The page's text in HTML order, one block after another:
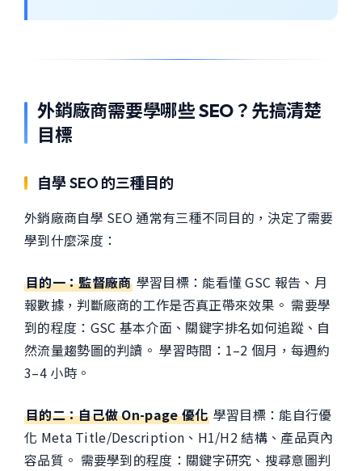
外銷廠商需要學哪些 SEO？先搞清楚
目標
自學 SEO 的三種目的
外銷廠商自學 SEO 通常有三種不同目的，決定了需要
學到什麼深度：
目的一：監督廠商 學習目標：能看懂 GSC 報告、月
報數據，判斷廠商的工作是否真正帶來效果。 需要學
到的程度：GSC 基本介面、關鍵字排名如何追蹤、自
然流量趨勢圖的判讀。 學習時間：1–2 個月，每週約
3–4 小時。
目的二：自己做 On-page 優化 學習目標：能自行優
化 Meta Title/Description、H1/H2 結構、產品頁內
容品質。 需要學到的程度：關鍵字研究、搜尋意圖判